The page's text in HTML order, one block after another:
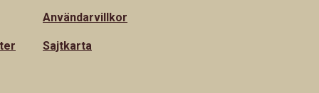
Användarvillkor
Sajtkarta